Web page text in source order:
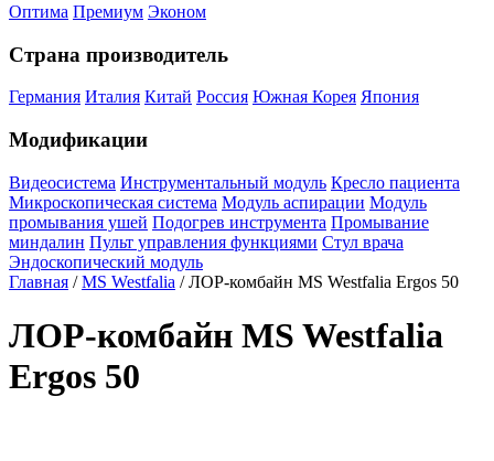
Оптима Премиум Эконом
Страна производитель
Германия Италия Китай Россия Южная Корея Япония
Модификации
Видеосистема Инструментальный модуль Кресло пациента
Микроскопическая система Модуль аспирации Модуль
промывания ушей Подогрев инструмента Промывание
миндалин Пульт управления функциями Стул врача
Эндоскопический модуль
Главная /MS Westfalia / ЛОР-комбайн MS Westfalia Ergos 50
ЛОР-комбайн MS Westfalia
Ergos 50